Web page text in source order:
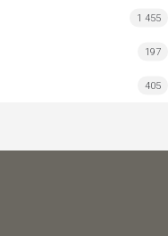
1 455
197
405